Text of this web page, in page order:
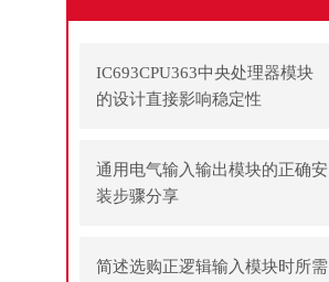
IC693CPU363中央处理器模块
的设计直接影响稳定性
通用电气输入输出模块的正确安
装步骤分享
简述选购正逻辑输入模块时所需